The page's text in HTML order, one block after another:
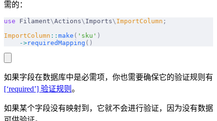
需的：
use Filament\Actions\ Imports\ ImportColumn ;
ImportColumn :: make ( 'sku' )
    ->
requiredMapping ()
如果字段在数据库中是必需项，你也需要确保它的验证规则有
[‘required’] 验证规则 。
如果某个字段没有映射到，它就不会进行验证，因为没有数据